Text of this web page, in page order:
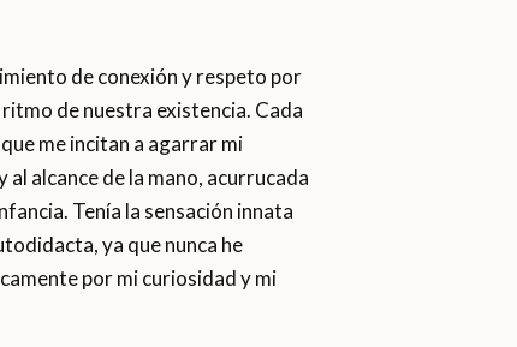
de conexión y respeto por
de nuestra existencia. Cada
me incitan a agarrar mi
alcance de la mano, acurrucada
Tenía la sensación innata
ya que nunca he
por mi curiosidad y mi